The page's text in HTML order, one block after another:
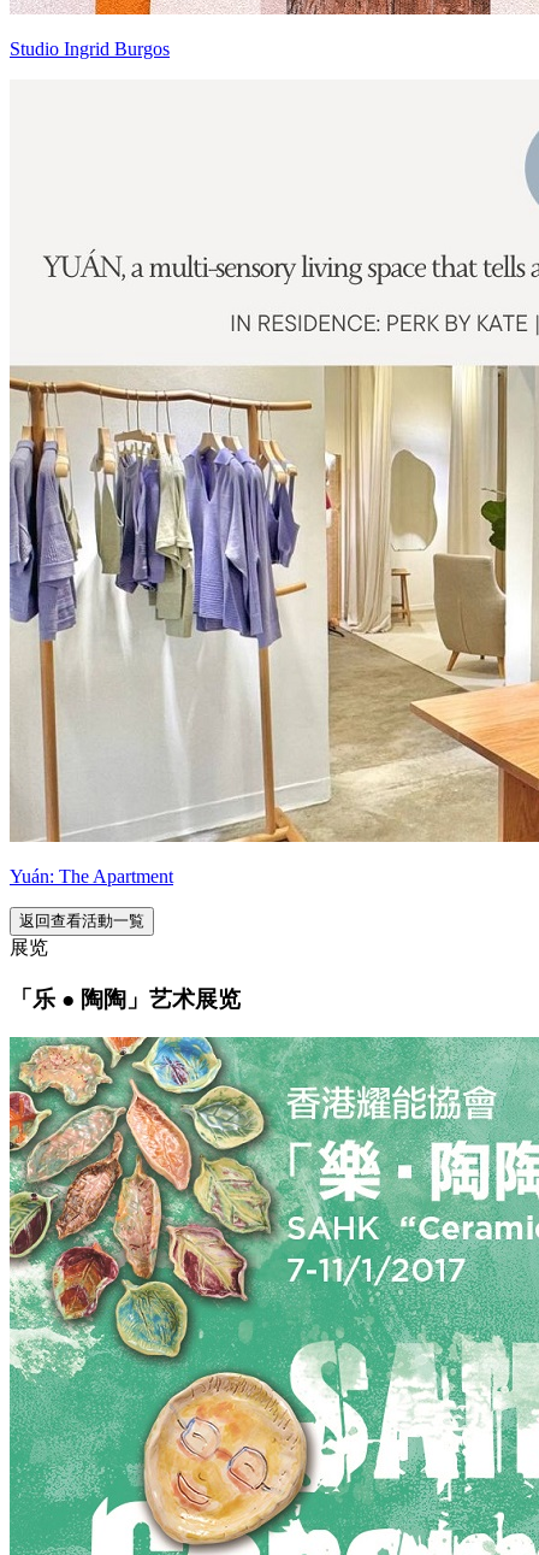
Studio Ingrid Burgos
Yuán: The Apartment
返回查看活動一覧
展览
「乐 ● 陶陶」艺术展览